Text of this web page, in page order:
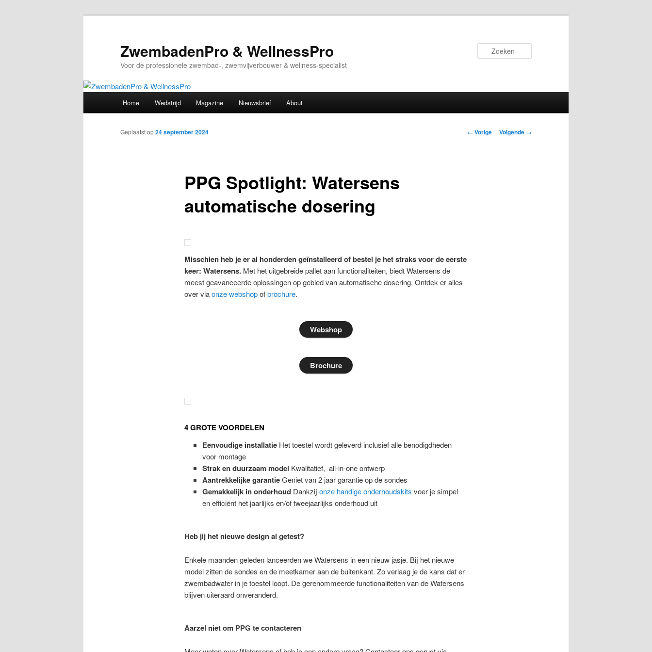
ZwembadenPro & WellnessPro
Voor de professionele zwembad-, zwemvijverbouwer & wellness-specialist
Home Wedstrijd Magazine Nieuwsbrief About
Bericht
← Vorige Volgende →
PPG Spotlight: Watersens
automatische dosering
Geplaatst op24 september 2024
Misschien heb je er al honderden geïnstalleerd of bestel je het straks voor de eerste
keer: Watersens.Met het uitgebreide pallet aan functionaliteiten, biedt Watersens de
meest geavanceerde oplossingen op gebied van automatische dosering. Ontdek er alles
over viaonze webshopofbrochure.
Webshop
Brochure
4 GROTE VOORDELEN
Eenvoudige installatie Het toestel wordt geleverd inclusief alle benodigdheden
voor montage
Strak en duurzaam model Kwalitatief, all-in-one ontwerp
Aantrekkelijke garantieGeniet van 2 jaar garantie op de sondes
Gemakkelijk in onderhoud Dankzijonze handige onderhoudskitsvoer je simpel
en efficiënt het jaarlijks en/of tweejaarlijks onderhoud uit
Heb jij het nieuwe design al getest?
Enkele maanden geleden lanceerden we Watersens in een nieuw jasje. Bij het nieuwe
model zitten de sondes en de meetkamer aan de buitenkant. Zo verlaag je de kans dat er
zwembadwater in je toestel loopt. De gerenommeerde functionaliteiten van de Watersens
blijven uiteraard onveranderd.
Aarzel niet om PPG te contacteren